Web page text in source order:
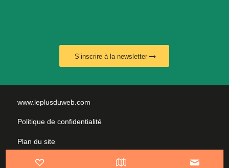
S’inscrire à la newsletter
www.leplusduweb.com
Politique de confidentialité
Plan du site
Mentions légales